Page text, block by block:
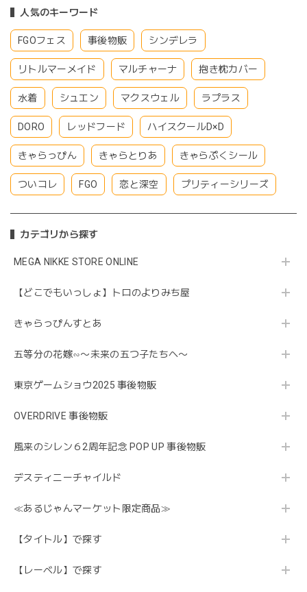
人気のキーワード
FGOフェス 事後物販 シンデレラ
リトルマーメイド マルチャーナ 抱き枕カバー
水着 シュエン マクスウェル ラプラス
DORO レッドフード ハイスクールD×D
きゃらっぴん きゃらとりあ きゃらぷくシール
ついコレ FGO 恋と深空 プリティーシリーズ
カテゴリから探す
MEGA NIKKE STORE ONLINE
【どこでもいっしょ】トロのよりみち屋
きゃらっぴんすとあ
五等分の花嫁∽〜未来の五つ子たちへ〜
東京ゲームショウ2025 事後物販
OVERDRIVE 事後物販
風来のシレン６2周年記念 POP UP 事後物販
デスティニーチャイルド
≪あるじゃんマーケット限定商品≫
【タイトル】で探す
【レーベル】で探す